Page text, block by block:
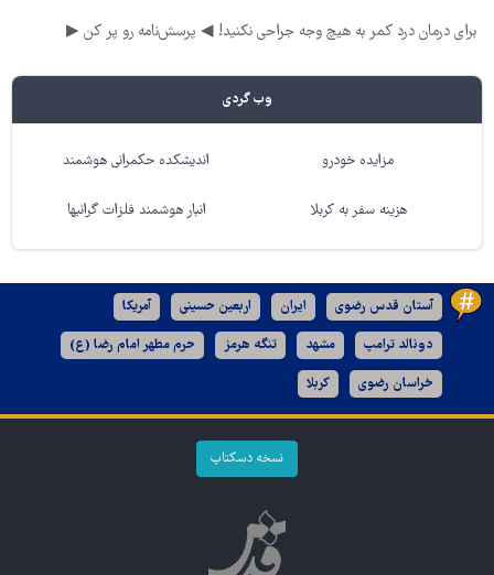
برای درمان درد کمر به هیچ وجه جراحی نکنید! ◀ پرسش‌نامه رو پر کن ▶
وب گردی
مزایده خودرو اندیشکده حکمرانی هوشمند
هزینه سفر به کربلا انبار هوشمند فلزات گرانبها
آستان قدس رضوی ایران اربعین حسینی آمریکا
دونالد ترامپ مشهد تنگه هرمز حرم مطهر امام رضا (ع)
خراسان رضوی کربلا
نسخه دسکتاپ